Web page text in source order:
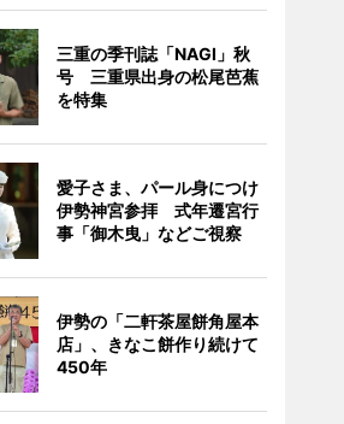
三重の季刊誌「NAGI」秋
号 三重県出身の松尾芭蕉
を特集
愛子さま、パール身につけ
伊勢神宮参拝 式年遷宮行
事「御木曳」などご視察
伊勢の「二軒茶屋餅角屋本
店」、きなこ餅作り続けて
450年